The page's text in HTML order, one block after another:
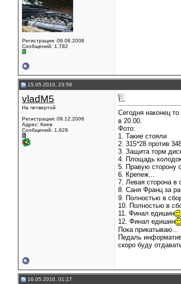
Регистрация: 09.08.2008
Сообщений: 1,782
15.05.2010, 23:58
vladM5
На четвертой
Регистрация: 09.12.2006
Адрес: Киев
Сообщений: 1,629
Сегодня наконец
в 20.00.
Фото:
1. Такие стояли
2. 315*28 против
3. Защита
4. Площадь
5. Правую сторону
6. Крепеж...
7. Левая сторона в
8. Саня Франц за
9. Полностью в
10. Полностью в
11. Финал едишин
12. Финал едишин
Пока прикатываю...
Педаль
скоро буду
16.05.2010, 01:17